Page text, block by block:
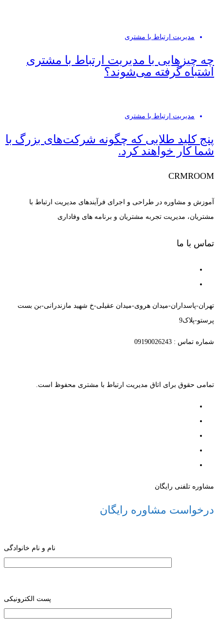
مدیریت ارتباط با مشتری
چه چیزهایی با مدیریت ارتباط با مشتری
اشتباه گرفته می‌شوند؟
مدیریت ارتباط با مشتری
پنج کلید طلایی که چگونه شرکت‌های بزرگ با
شما کار خواهند کرد.
CRMROOM
آموزش و مشاوره در طراحی و اجرای فرآیندهای مدیریت ارتباط با
مشتریان، مدیریت تجربه مشتریان و برنامه های وفاداری
تماس با ما
تهران-پاسداران-میدان هروی-میدان عقیلی-خ شهید مازندرانی-بن بست
پرستو-پلاک9
شماره تماس : 09190026243
تمامی حقوق برای اتاق مدیریت ارتباط با مشتری محفوظ است.
مشاوره تلفنی رایگان
درخواست مشاوره رایگان
نام و نام خانوادگی
پست الکترونیکی